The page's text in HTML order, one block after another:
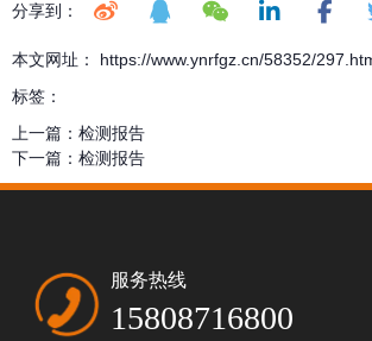
分享到：
本文网址： https://www.ynrfgz.cn/58352/
标签：
上一篇： 检测报告
下一篇： 检测报告
服务热线
15808716800